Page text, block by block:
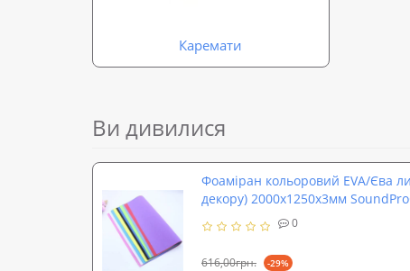
Каремати
Ви дивилися
Фоаміран кольоровий EVA/Єва
декору) 2000x1250x3мм
0
616,00грн. -29%